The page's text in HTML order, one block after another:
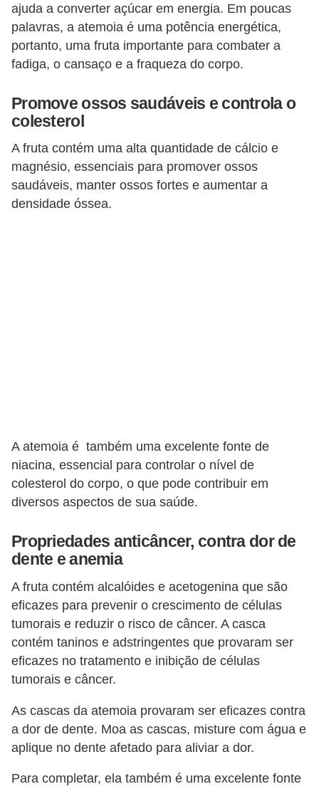
ajuda a converter açúcar em energia. Em poucas
palavras, a atemoia é uma potência energética,
portanto, uma fruta importante para combater a
fadiga, o cansaço e a fraqueza do corpo.
Promove ossos saudáveis e controla o
colesterol
A fruta contém uma alta quantidade de cálcio e
magnésio, essenciais para promover ossos
saudáveis, manter ossos fortes e aumentar a
densidade óssea.
A atemoia é também uma excelente fonte de
niacina, essencial para controlar o nível de
colesterol do corpo, o que pode contribuir em
diversos aspectos de sua saúde.
Propriedades anticâncer, contra dor de
dente e anemia
A fruta contém alcalóides e acetogenina que são
eficazes para prevenir o crescimento de células
tumorais e reduzir o risco de câncer. A casca
contém taninos e adstringentes que provaram ser
eficazes no tratamento e inibição de células
tumorais e câncer.
As cascas da atemoia provaram ser eficazes contra
a dor de dente. Moa as cascas, misture com água e
aplique no dente afetado para aliviar a dor.
Para completar, ela também é uma excelente fonte